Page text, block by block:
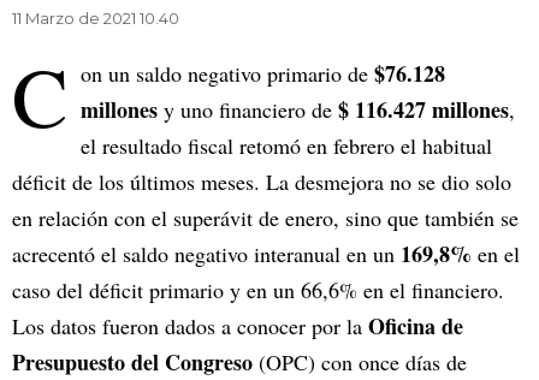
11 Marzo de 2021 10.40
C on un saldo negativo primario de $76.128
millones y uno financiero de $ 116.427 millones,
el resultado fiscal retomó en febrero el habitual
déficit de los últimos meses. La desmejora no se dio solo
en relación con el superávit de enero, sino que también se
acrecentó el saldo negativo interanual en un 169,8% en el
caso del déficit primario y en un 66,6% en el financiero.
Los datos fueron dados a conocer por la Oficina de
Presupuesto del Congreso (OPC) con once días de